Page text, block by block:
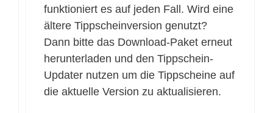
funktioniert es auf jeden Fall. Wird eine
ältere Tippscheinversion genutzt?
Dann bitte das Download-Paket erneut
herunterladen und den Tippschein-
Updater nutzen um die Tippscheine auf
die aktuelle Version zu aktualisieren.